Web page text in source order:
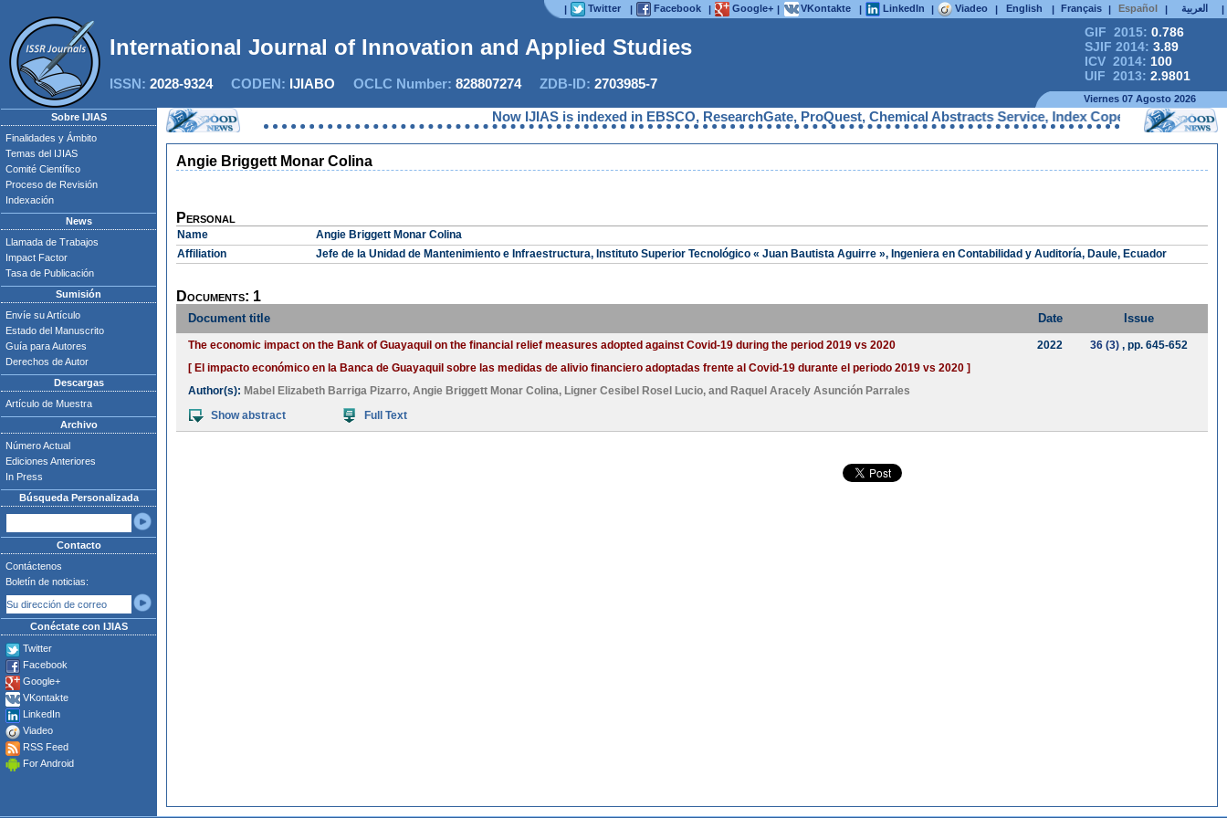
| Twitter | Facebook | Google+ | VKontakte | LinkedIn | Viadeo | English | Français | Español | العربية |
GIF 2015: 0.786
SJIF 2014: 3.89
ICV 2014: 100
UIF 2013: 2.9801
International Journal of Innovation and Applied Studies
ISSN: 2028-9324CODEN: IJIABO OCLC Number: 828807274ZDB-ID: 2703985-7
Viernes 07 Agosto 2026
Sobre IJIAS
Finalidades y Ámbito
Temas del IJIAS
Comité Científico
Proceso de Revisión
Indexación
News
Llamada de Trabajos
Impact Factor
Tasa de Publicación
Sumisión
Envíe su Artículo
Estado del Manuscrito
Guía para Autores
Derechos de Autor
Descargas
Artículo de Muestra
Archivo
Número Actual
Ediciones Anteriores
In Press
Búsqueda Personalizada
Contacto
Contáctenos
Boletín de noticias:
Conéctate con IJIAS
Twitter
Facebook
Google+
VKontakte
LinkedIn
Viadeo
RSS Feed
For Android
Now IJIAS is indexed in EBSCO, ResearchGate, ProQuest, Chemical Abstracts Service, Index Copernicus, IET
Angie Briggett Monar Colina
Personal
Name
Angie Briggett Monar Colina
Affiliation
Jefe de la Unidad de Mantenimiento e Infraestructura, Instituto Superior Tecnológico « Juan Bautista Aguirre », Ingeniera en Contabilidad y Auditoría, Daule, Ecuador
Documents: 1
Document title Date Issue
The economic impact on the Bank of Guayaquil on the financial relief measures adopted against Covid-19 during the period 2019 vs 2020
[ El impacto económico en la Banca de Guayaquil sobre las medidas de alivio financiero adoptadas frente al Covid-19 durante el periodo 2019 vs 2020 ]
Author(s): Mabel Elizabeth Barriga Pizarro, Angie Briggett Monar Colina, Ligner Cesibel Rosel Lucio, and Raquel Aracely Asunción Parrales
Show abstract
Full Text
2022 36 (3), pp. 645-652